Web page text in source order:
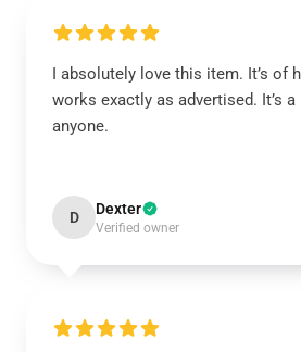
I absolutely love this item. It’s of
works exactly as advertised. It’s
anyone.
D Dexter
Verified owner